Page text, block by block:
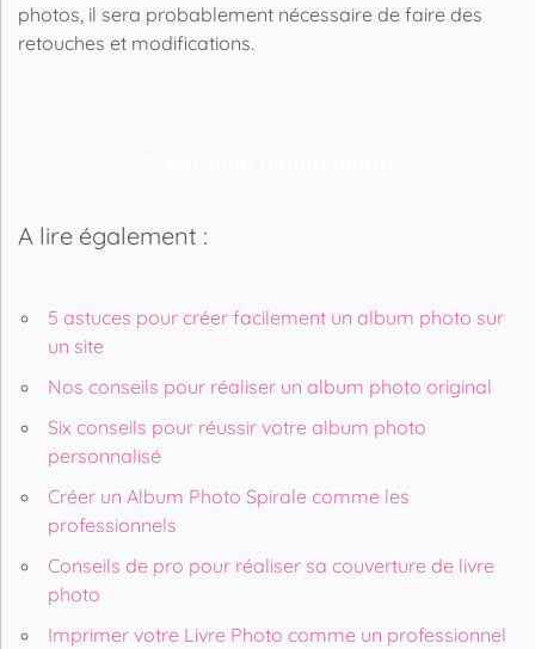
photos, il sera probablement nécessaire de faire des
retouches et modifications.
A lire également :
5 astuces pour créer facilement un album photo sur
un site
Nos conseils pour réaliser un album photo original
Six conseils pour réussir votre album photo
personnalisé
Créer un Album Photo Spirale comme les
professionnels
Conseils de pro pour réaliser sa couverture de livre
photo
Imprimer votre Livre Photo comme un professionnel